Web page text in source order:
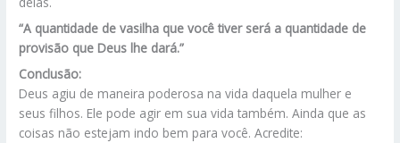
“A quantidade de vasilha que você tiver será a quantidade de
provisão que Deus lhe dará.”
Conclusão:
Deus agiu de maneira poderosa na vida daquela mulher e
seus filhos. Ele pode agir em sua vida também. Ainda que as
coisas não estejam indo bem para você. Acredite: